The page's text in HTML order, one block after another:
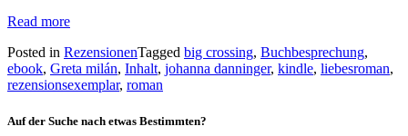
Read more
Posted in RezensionenTagged big crossing, Buchbesprechung,
ebook, Greta milán, Inhalt, johanna danninger, kindle, liebesroman,
rezensionsexemplar, roman
Auf der Suche nach etwas Bestimmten?